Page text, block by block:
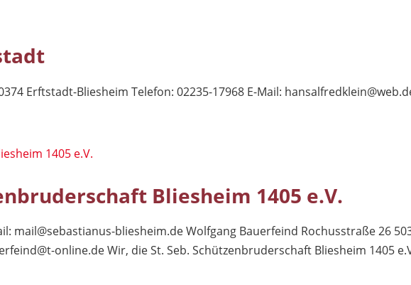
Erftstadt-Bliesheim Telefon: 02235-17968 E-Mail:
Bliesheim 1405 e.V.
mail@sebastianus-bliesheim.deWolfgang Bauerfeind Rochusstraße 26
online.deWir, die St. Seb. Schützenbruderschaft Bliesheim 1405